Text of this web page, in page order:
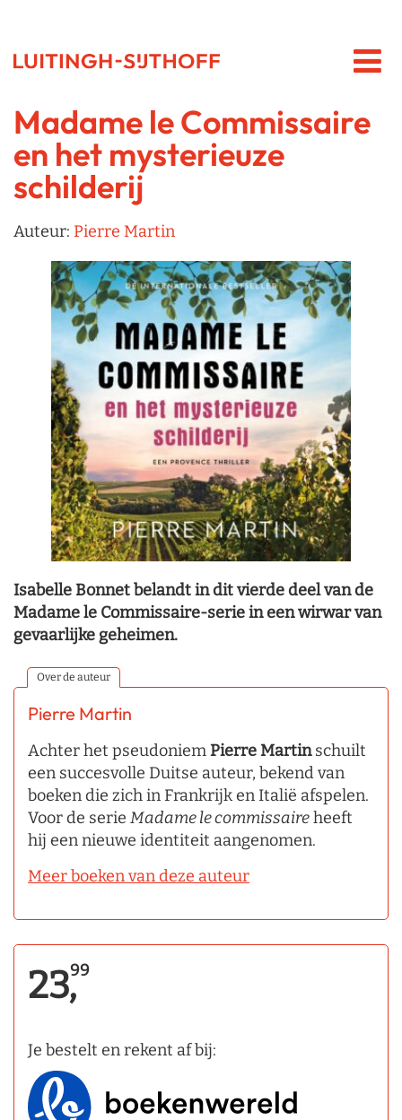
Madame le Commissaire
en het mysterieuze
schilderij
Auteur: Pierre Martin
Isabelle Bonnet belandt in dit vierde deel van de
Madame le Commissaire-serie in een wirwar van
gevaarlijke geheimen.
Over de auteur
Pierre Martin
Achter het pseudoniemPierre Martinschuilt
een succesvolle Duitse auteur, bekend van
boeken die zich in Frankrijk en Italië afspelen.
Voor de serie Madame le commissaireheeft
hij een nieuwe identiteit aangenomen.
Meer boeken van deze auteur
23,99
Je bestelt en rekent af bij: